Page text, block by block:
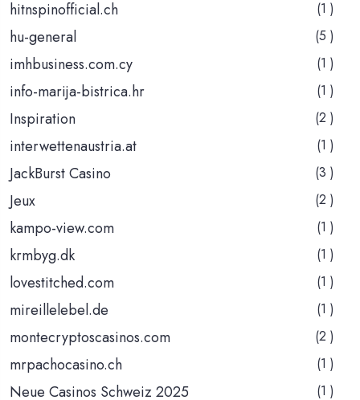
hitnspinofficial.ch (1 )
hu-general (5 )
imhbusiness.com.cy (1 )
info-marija-bistrica.hr (1 )
Inspiration (2 )
interwettenaustria.at (1 )
JackBurst Casino (3 )
Jeux (2 )
kampo-view.com (1 )
krmbyg.dk (1 )
lovestitched.com (1 )
mireillelebel.de (1 )
montecryptoscasinos.com (2 )
mrpachocasino.ch (1 )
Neue Casinos Schweiz 2025 (1 )